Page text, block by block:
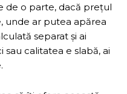
de o parte, dacă prețul
unde ar putea apărea
separat și ai
calitatea e slabă, ai